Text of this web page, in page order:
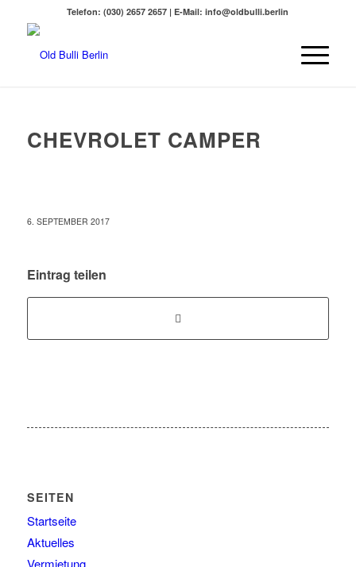
Telefon: (030) 2657 2657 | E-Mail: info@oldbulli.berlin
CHEVROLET CAMPER
6. SEPTEMBER 2017
Eintrag teilen
SEITEN
Startseite
Aktuelles
Vermietung